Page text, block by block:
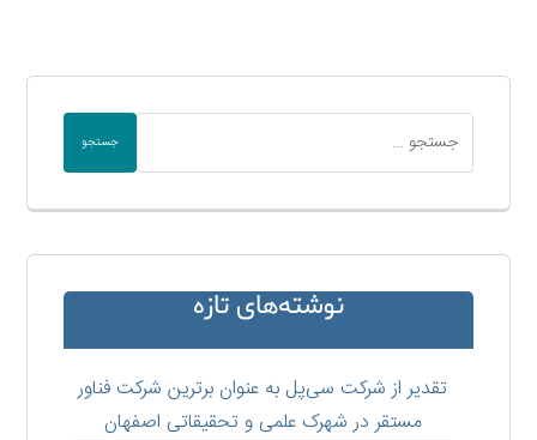
جستجو
نوشته‌های تازه
تقدیر از شرکت سی‌پل به عنوان برترین شرکت فناور
مستقر در شهرک علمی و تحقیقاتی اصفهان